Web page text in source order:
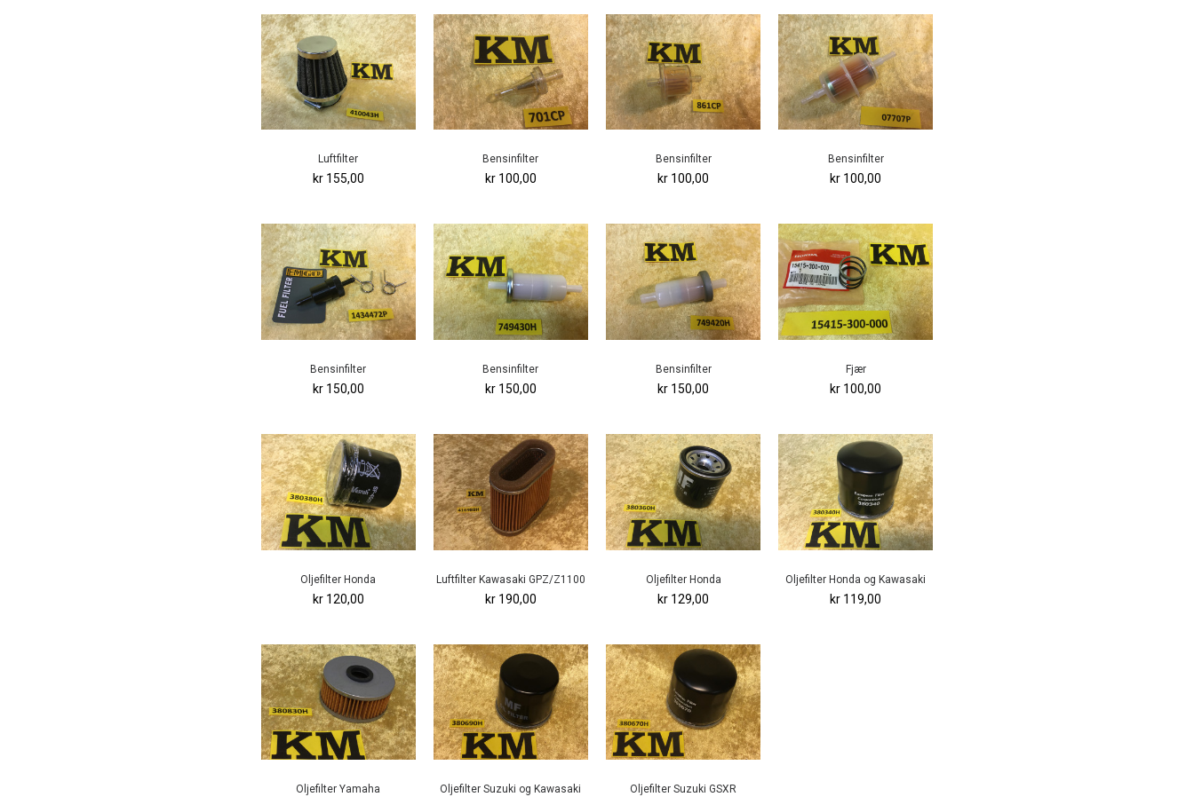
Luftfilter
kr 155,00
Bensinfilter
kr 100,00
Bensinfilter
kr 100,00
Bensinfilter
kr 100,00
Bensinfilter
kr 150,00
Bensinfilter
kr 150,00
Bensinfilter
kr 150,00
Fjær
kr 100,00
Oljefilter Honda
kr 120,00
Luftfilter Kawasaki GPZ/Z1100
kr 190,00
Oljefilter Honda
kr 129,00
Oljefilter Honda og Kawasaki
kr 119,00
Oljefilter Yamaha Oljefilter Suzuki og Kawasaki Oljefilter Suzuki GSXR